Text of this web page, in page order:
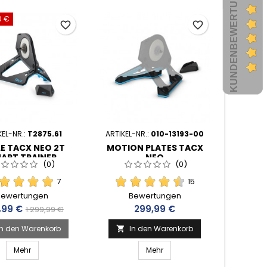
€
NR.: T2875.61
TACX NEO 2T
TRAINER
(0)
7
€ Verkaufspreis
1.299,99 €
den Warenkorb
Mehr
favorite_border
ARTIKEL-NR.: 010-13193-00
MOTION PLATES TACX
NEO
(0)
15
Bewertungen
Preis
299,99 €
 In den Warenkorb
Mehr
favorite_border KUNDENBEWERTUNGEN